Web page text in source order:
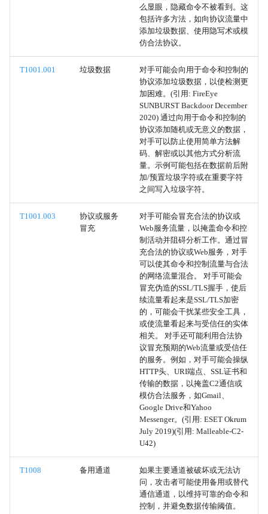
通过其他网络介质外传
系统网络配置发现
Windows 远程管理
么显眼，隐藏命令不被看到。这
包括许多方法，如向协议流量中
添加垃圾数据、使用隐写术或模
仿合法协议。
T1001.001 垃圾数据
对手可能会向用于命令和控制的
协议添加垃圾数据，以使检测更
加困难。(引用: FireEye
SUNBURST Backdoor December
2020) 通过向用于命令和控制的
协议添加随机或无意义的数据，
对手可以防止使用简单方法解
码、解密或以其他方式分析流
量。示例可能包括在数据前后附
加/预置垃圾字符或在重要字符
之间写入垃圾字符。
T1001.003
协议或服务
冒充
对手可能会冒充合法的协议或
Web服务流量，以掩盖命令和控
制活动并阻碍分析工作。通过冒
充合法的协议或Web服务，对手
可以使其命令和控制流量与合法
的网络流量混合。 对手可能会
冒充伪造的SSL/TLS握手，使后
续流量看起来是SSL/TLS加密
的，可能会干扰某些安全工具，
或使流量看起来与受信任的实体
相关。 对手还可能利用合法协
议冒充预期的Web流量或受信任
的服务。例如，对手可能会操纵
HTTP头、URI端点、SSL证书和
传输的数据，以掩盖C2通信或
模仿合法服务，如Gmail、
Google Drive和Yahoo
Messenger。(引用: ESET Okrum
July 2019)(引用: Malleable-C2-
U42)
T1008 备用通道
如果主要通道被破坏或无法访
问，攻击者可能使用备用或替代
通信通道，以维持可靠的命令和
控制，并避免数据传输阈值。